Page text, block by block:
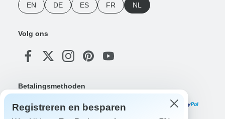
EN DE ES FR NL
Volg ons
Betalingsmethoden
Registreren en besparen